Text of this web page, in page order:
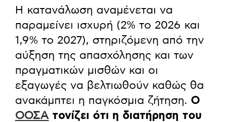
Η κατανάλωση αναμένεται να
παραμείνει ισχυρή (2% το 2026 και
1,9% το 2027), στηριζόμενη από την
αύξηση της απασχόλησης και των
πραγματικών μισθών και οι
εξαγωγές να βελτιωθούν καθώς θα
ανακάμπτει η παγκόσμια ζήτηση. Ο
ΟΟΣΑ τονίζει ότι η διατήρηση του